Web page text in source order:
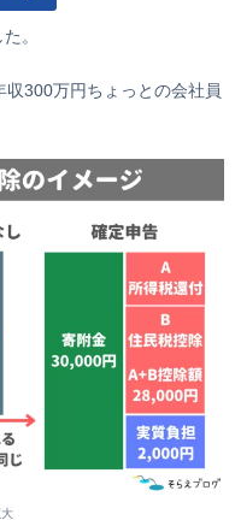
。
300万円ちょっとの会社員